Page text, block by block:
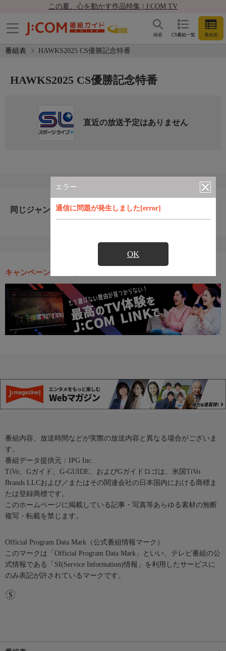
この夏、心を動かす作品特集 | J:COM TV
CS番組一覧 番組表
検索
番組表 HAWKS2025 CS優勝記念特番
エラー
通信に問題が発生しました[error]
OK
HAWKS2025 CS優勝記念特番
直近の放送予定はありません
同じジャンルのおすすめ番組
キャンペーン・お得な情報
番組内容、放送時間などが実際の放送内容と異なる場合がございま
す。
番組データ提供元：IPG Inc.
TiVo、Gガイド、G-GUIDE、およびGガイドロゴは、米国TiVo
Brands LLCおよび／またはその関連会社の日本国内における商標ま
たは登録商標です。
このホームページに掲載している記事・写真等あらゆる素材の無断
複写・転載を禁じます。
Official Program Data Mark（公式番組情報マーク）
このマークは「Official Program Data Mark」といい、テレビ番組の公
式情報である「SI(Service Information)情報」を利用したサービスに
のみ表記が許されているマークです。